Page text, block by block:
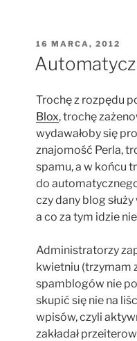
OPUBLIKOWANE
16 MARCA, 2012
Trochę z rozpędu
Blox, trochę
wydawałoby się
znajomość Perla,
spamu, a w końcu
do
czy dany blog
a co za tym idzie
Administratorzy
kwietniu (trzymam
spamblogów nie
skupić się nie na
wpisów, czyli
zakładał